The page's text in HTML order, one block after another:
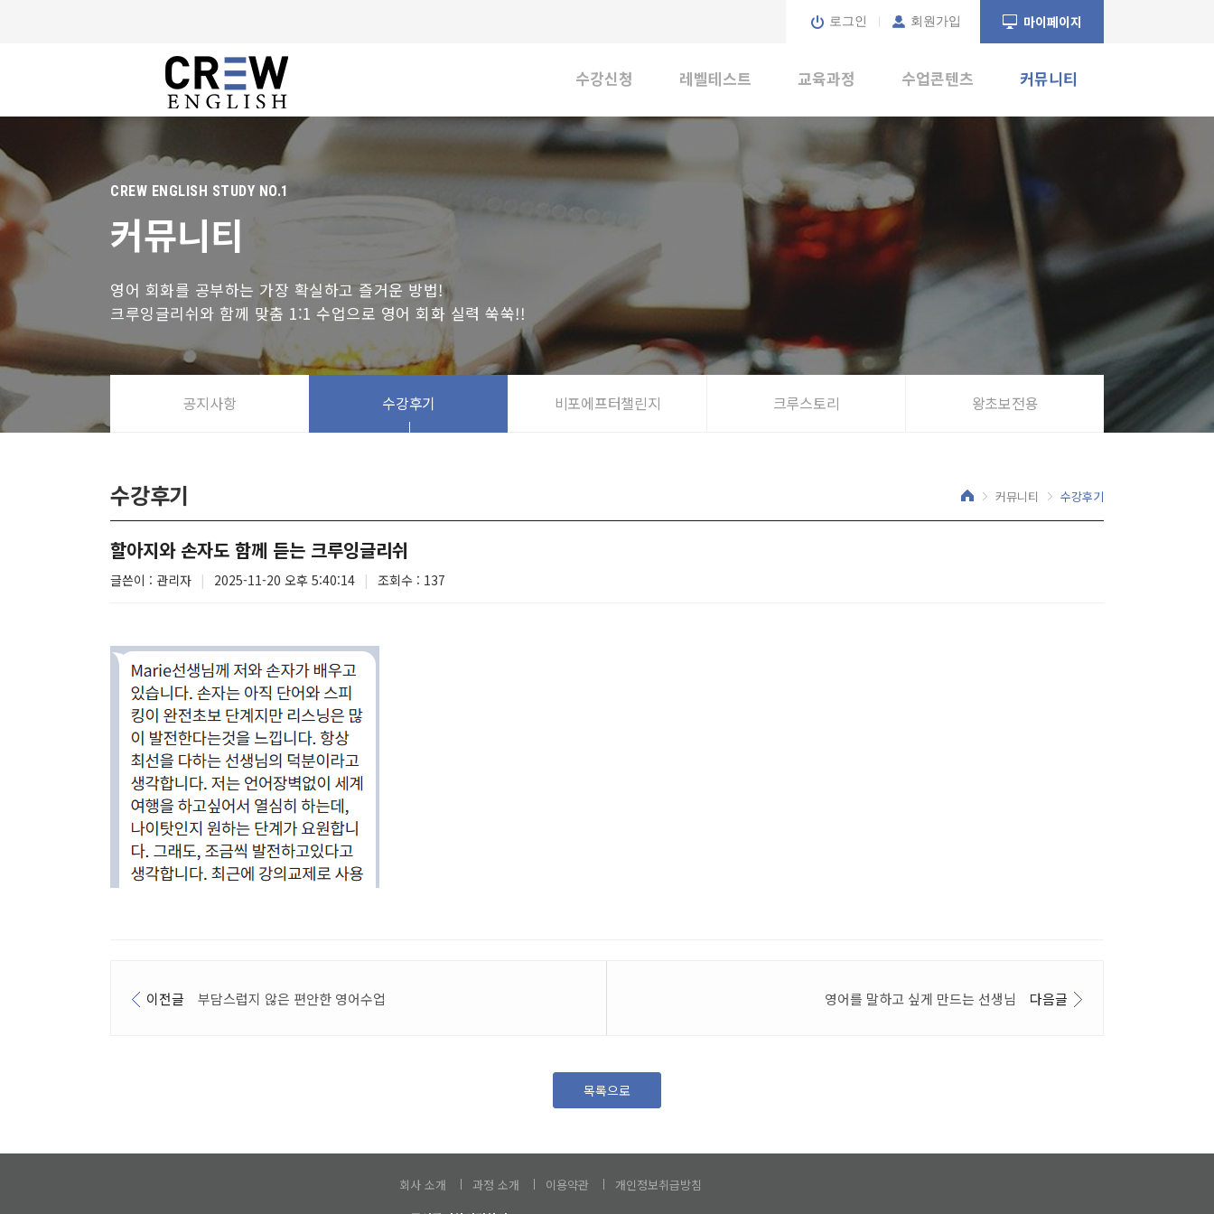
로그인 회원가입 마이페이지
수강신청
수강절차
레벨테스트 교육과정
교육과정
교육목표
수업콘텐츠
미드&영화
동화
커뮤니티
수강후기
비포에프터챌린지
왕초보전용
CREW ENGLISH STUDY NO.1
커뮤니티
영어 회화를 공부하는 가장 확실하고 즐거운 방법!
크루잉글리쉬와 함께 맞춤 1:1 수업으로 영어 회화 실력 쑥쑥!!
공지사항 수강후기 비포에프터챌린지 크루스토리 왕초보전용
수강후기 커뮤니티 수강후기
할아지와 손자도 함께 듣는 크루잉글리쉬
글쓴이 : 관리자 | 2025-11-20 오후 5:40:14 | 조회수 : 137
이전글 부담스럽지 않은 편안한 영어수업 영어를 말하고 싶게 만드는 선생님 다음글
목록으로
회사 소개 과정 소개 이용약관
개인정보취급방침